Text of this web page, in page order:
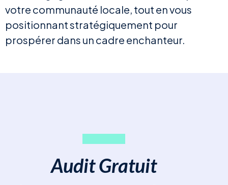
votre communauté locale, tout en vous
positionnant stratégiquement pour
prospérer dans un cadre enchanteur.
Audit Gratuit